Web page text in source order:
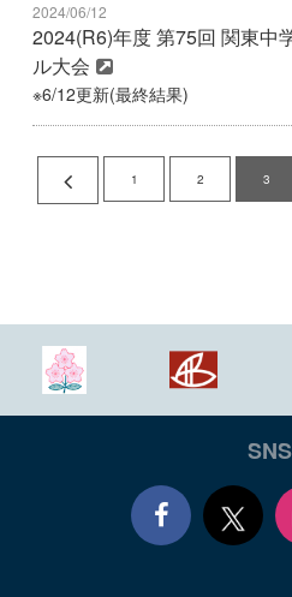
2024/06/12
2024(R6)年度 第75回 関東中
ル大会
※6/12更新(最終結果)
1 2 3
SNS